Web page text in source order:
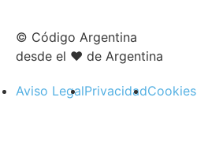
Aviso LegalPrivacidadCookies
© Código Argentina
desde el ♥ de Argentina